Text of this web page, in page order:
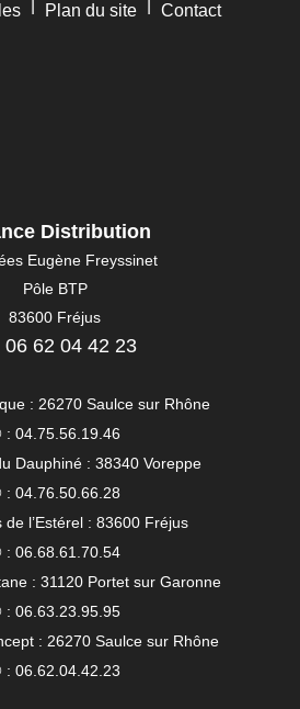
Plan du site Contact
Distribution
Eugène Freyssinet
Pôle BTP
83600 Fréjus
62 04 42 23
: 26270 Saulce sur Rhône
04.75.56.19.46
Dauphiné : 38340 Voreppe
04.76.50.66.28
de l’Estérel : 83600 Fréjus
06.68.61.70.54
: 31120 Portet sur Garonne
06.63.23.95.95
: 26270 Saulce sur Rhône
06.62.04.42.23